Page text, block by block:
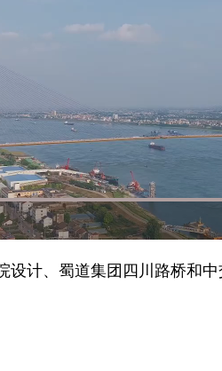
、蜀道集团四川路桥和中